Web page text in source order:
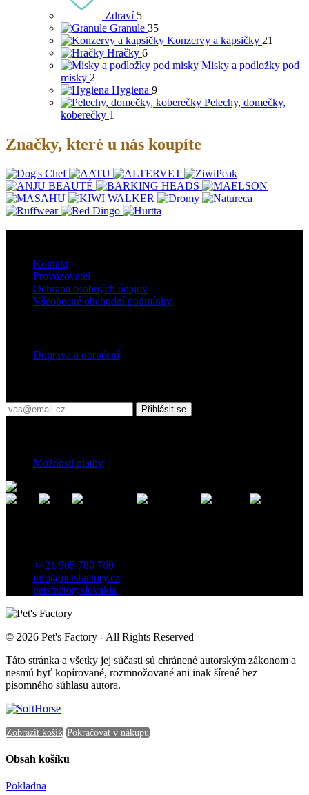
Zdraví 5
Granule 35
Konzervy a kapsičky 21
Hračky 6
Misky a podložky pod
misky 2
Hygiena 9
Pelechy, domečky,
koberečky 1
Značky, které u nás koupíte
Kontakt
Provozovatel
Ochrana osobných údajov
Všeobecné obchodní podmínky
Doprava a doručení
Přihlásit se
Možnosti platby
+421 905 780 760
info@petsfactory.cz
petsfactoryslovakia
© 2026 Pet's Factory - All Rights Reserved
Táto stránka a všetky jej súčasti sú chránené autorským zákonom a
nesmú byť kopírované, rozmnožované ani inak šírené bez
písomného súhlasu autora.
Zobrazit košík Pokračovat v nákupu
Obsah košíku
Pokladna